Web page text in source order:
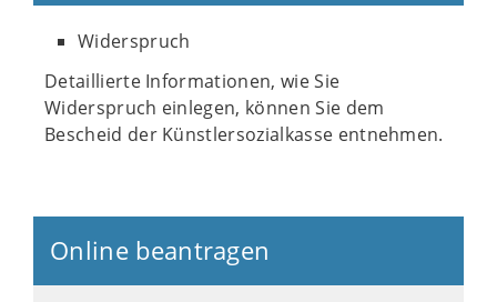
Widerspruch
Detaillierte Informationen, wie Sie
Widerspruch einlegen, können Sie dem
Bescheid der Künstlersozialkasse entnehmen.
Online beantragen